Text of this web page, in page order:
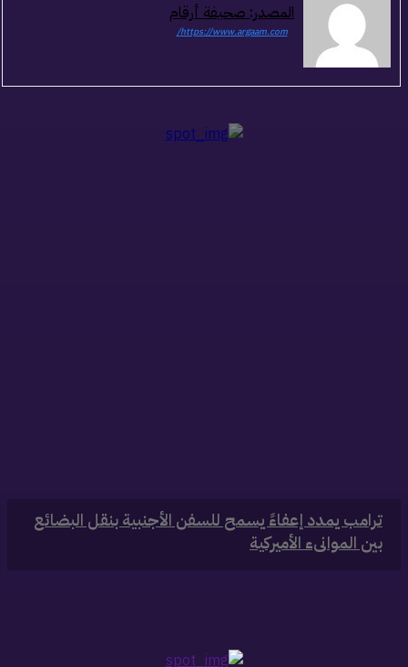
‏ترامب يمدد إعفاءً يسمح للسفن الأجنبية بنقل البضائع
بين الموانىء الأميركية
المصدر: صحيفة أرقام
https://www.argaam.com/